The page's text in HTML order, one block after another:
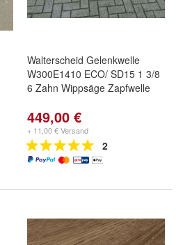
Walterscheid Gelenkwelle
W300E1410 ECO/ SD15 1 3/8
6 Zahn Wippsäge Zapfwelle
449,00 €
+ 11,00 € Versand
2